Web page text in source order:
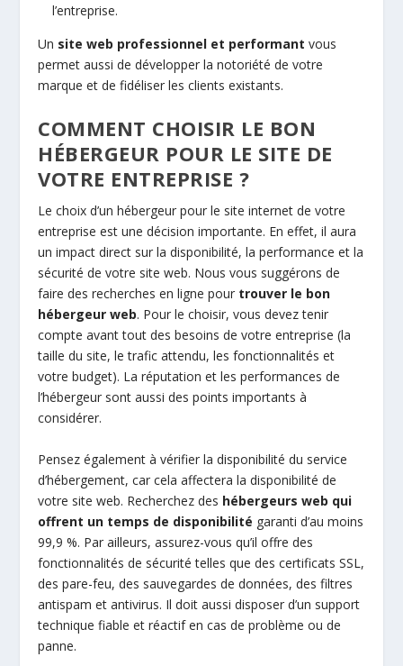
l’entreprise.
Un site web professionnel et performant vous
permet aussi de développer la notoriété de votre
marque et de fidéliser les clients existants.
COMMENT CHOISIR LE BON
HÉBERGEUR POUR LE SITE DE
VOTRE ENTREPRISE ?
Le choix d’un hébergeur pour le site internet de votre
entreprise est une décision importante. En effet, il aura
un impact direct sur la disponibilité, la performance et la
sécurité de votre site web. Nous vous suggérons de
faire des recherches en ligne pour trouver le bon
hébergeur web. Pour le choisir, vous devez tenir
compte avant tout des besoins de votre entreprise (la
taille du site, le trafic attendu, les fonctionnalités et
votre budget). La réputation et les performances de
l’hébergeur sont aussi des points importants à
considérer.
Pensez également à vérifier la disponibilité du service
d’hébergement, car cela affectera la disponibilité de
votre site web. Recherchez des hébergeurs web qui
offrent un temps de disponibilité garanti d’au moins
99,9 %. Par ailleurs, assurez-vous qu’il offre des
fonctionnalités de sécurité telles que des certificats SSL,
des pare-feu, des sauvegardes de données, des filtres
antispam et antivirus. Il doit aussi disposer d’un support
technique fiable et réactif en cas de problème ou de
panne.